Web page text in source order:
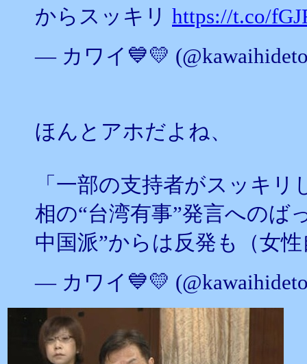
からスッキリ https://t.co/
— カワイ💙💛
ほんとアホだよね、
「一部の支持者がスッキ
相の“台湾有事”発言への
中国派”からは反発も（女
— カワイ💙💛